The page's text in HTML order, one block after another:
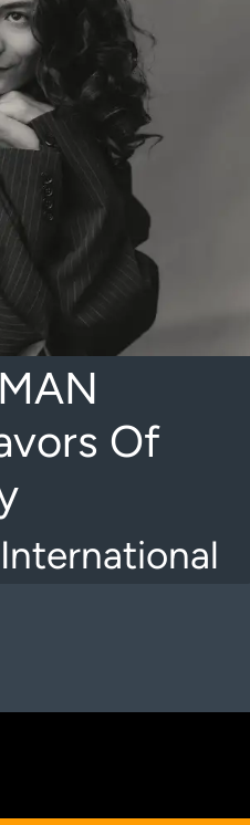
Of